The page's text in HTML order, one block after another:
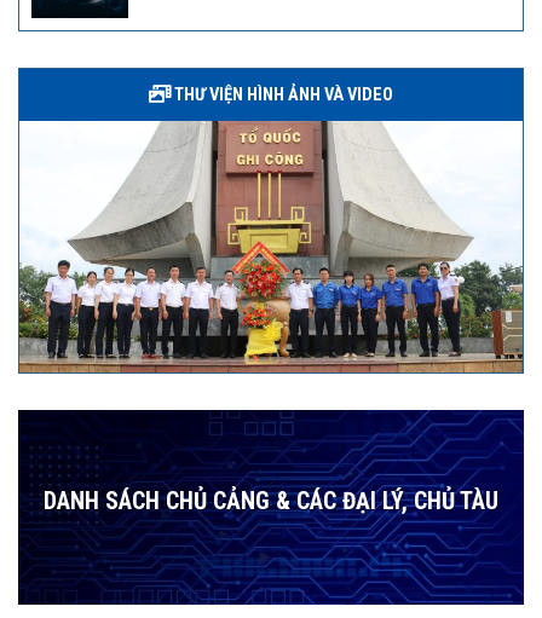
THƯ VIỆN HÌNH ẢNH VÀ VIDEO
DANH SÁCH CHỦ CẢNG & CÁC ĐẠI LÝ, CHỦ TÀU